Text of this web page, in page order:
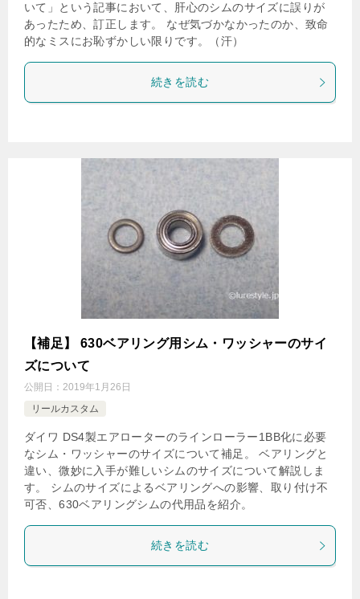
いて」という記事において、肝心のシムのサイズに誤りが
あったため、訂正します。 なぜ気づかなかったのか、致命
的なミスにお恥ずかしい限りです。（汗）
続きを読む
【補足】 630ベアリング用シム・ワッシャーのサイ
ズについて
公開日： 2019年1月26日
リールカスタム
ダイワ DS4製エアローターのラインローラー1BB化に必要
なシム・ワッシャーのサイズについて補足。 ベアリングと
違い、微妙に入手が難しいシムのサイズについて解説しま
す。 シムのサイズによるベアリングへの影響、取り付け不
可否、630ベアリングシムの代用品を紹介。
続きを読む